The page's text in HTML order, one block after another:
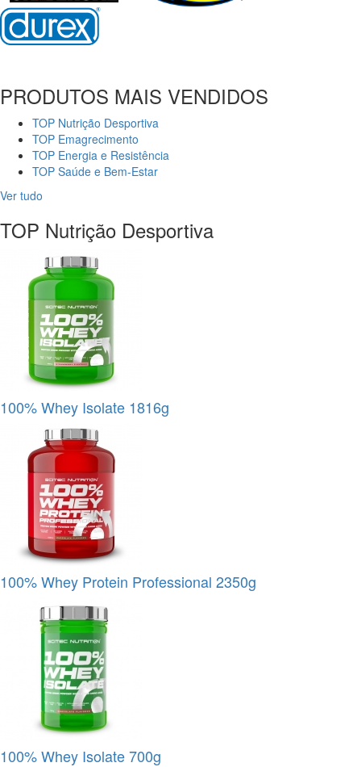
PRODUTOS MAIS VENDIDOS
TOP Nutrição Desportiva
TOP Emagrecimento
TOP Energia e Resistência
TOP Saúde e Bem-Estar
Ver tudo
TOP Nutrição Desportiva
100% Whey Isolate 1816g
100% Whey Protein Professional 2350g
100% Whey Isolate 700g